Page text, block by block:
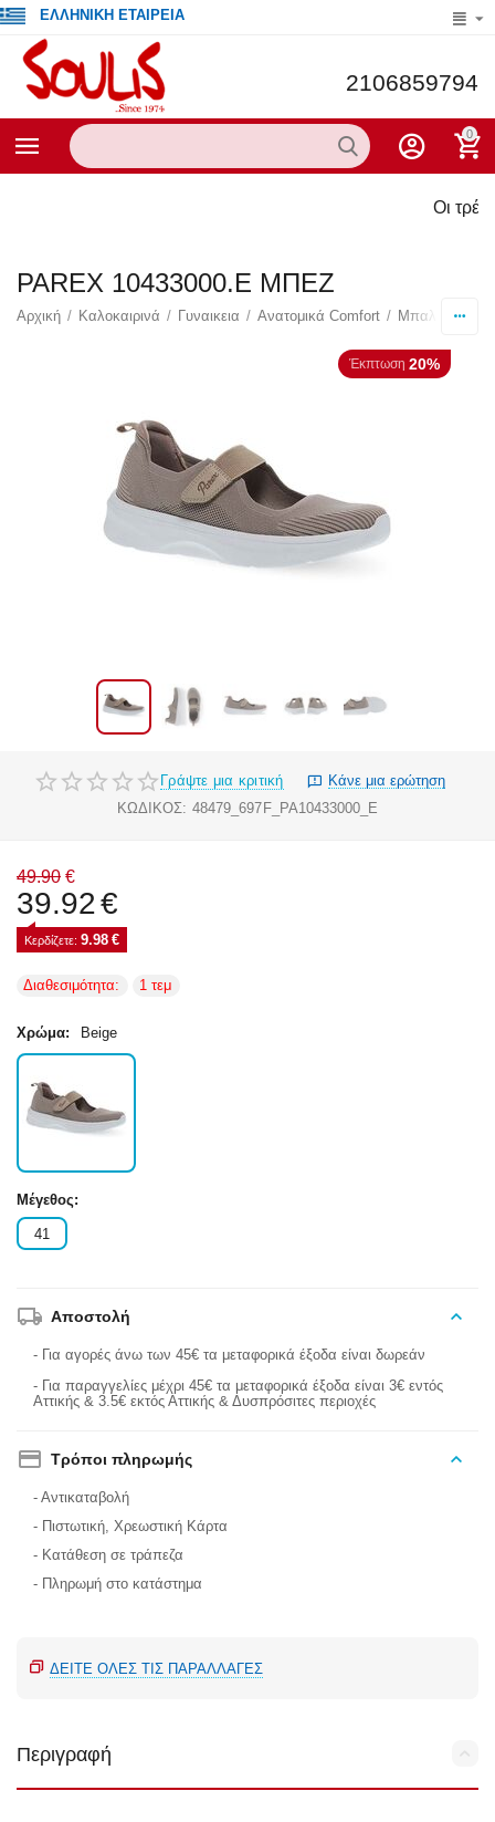
ΕΛΛΗΝΙΚΗ ΕΤΑΙΡΕΙΑ
2106859794
0
Οι τρέχουσες
PAREX 10433000.E ΜΠΕΖ
Αρχική / Καλοκαιρινά / Γυναικεια / Ανατομικά Comfort / Μπαλαρίνες
Έκπτωση 20%
Γράψτε μια κριτική
Κάνε μια ερώτηση
ΚΩΔΙΚΟΣ: 48479_697F_PA10433000_E
49.90 €
39.92€
Κερδίζετε: 9.98 €
Διαθεσιμότητα: 1 τεμ
Χρώμα: Beige
Μέγεθος:
41
Αποστολή
- Για αγορές άνω των 45€ τα μεταφορικά έξοδα είναι δωρεάν
- Για παραγγελίες μέχρι 45€ τα μεταφορικά έξοδα είναι 3€ εντός
Αττικής & 3.5€ εκτός Αττικής & Δυσπρόσιτες περιοχές
Τρόποι πληρωμής
- Αντικαταβολή
- Πιστωτική, Χρεωστική Κάρτα
- Κατάθεση σε τράπεζα
- Πληρωμή στο κατάστημα
ΔΕΊΤΕ ΌΛΕΣ ΤΙΣ ΠΑΡΑΛΛΑΓΈΣ
Περιγραφή